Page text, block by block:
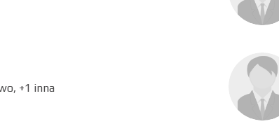
+1 inna